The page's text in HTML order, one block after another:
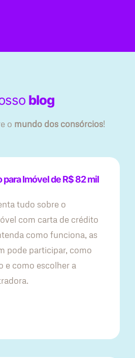
blog
o mundo dos consórcios!
para Imóvel de R$ 82 mil
tudo sobre o
com carta de crédito
como funciona, as
pode participar, como
e como escolher a